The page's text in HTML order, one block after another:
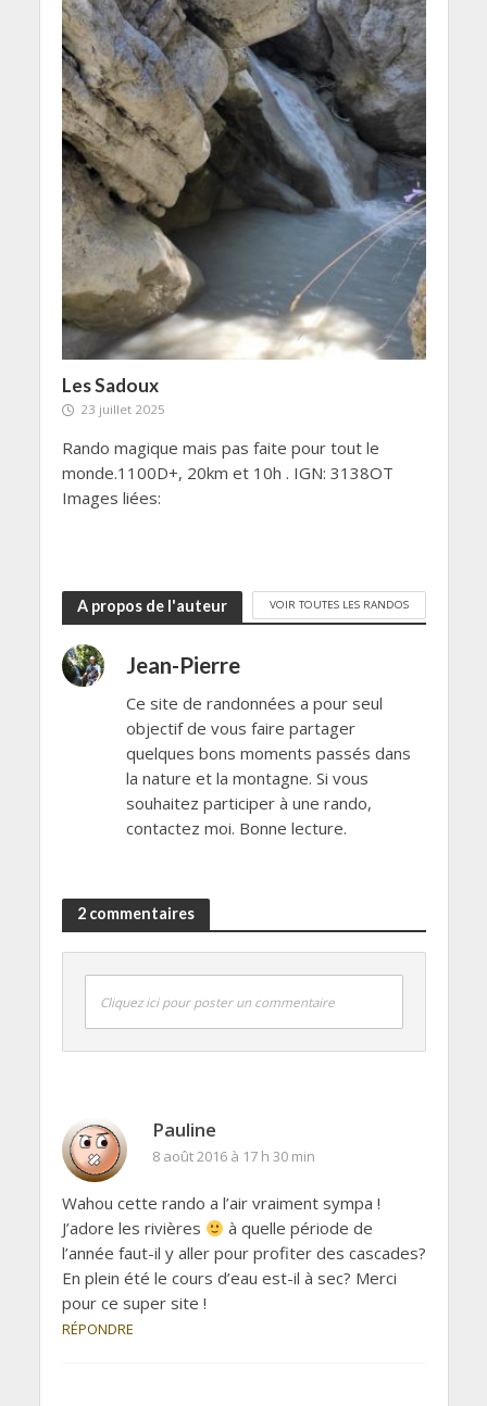
Les Sadoux
23 juillet 2025
Rando magique mais pas faite pour tout le
monde.1100D+, 20km et 10h . IGN: 3138OT
Images liées:
A propos de l'auteur VOIR TOUTES LES RANDOS
Jean-Pierre
Ce site de randonnées a pour seul
objectif de vous faire partager
quelques bons moments passés dans
la nature et la montagne. Si vous
souhaitez participer à une rando,
contactez moi. Bonne lecture.
2 commentaires
Cliquez ici pour poster un commentaire
Pauline
8 août 2016 à 17 h 30 min
Wahou cette rando a l’air vraiment sympa !
J’adore les rivières
à quelle période de
l’année faut-il y aller pour profiter des cascades?
En plein été le cours d’eau est-il à sec? Merci
pour ce super site !
RÉPONDRE